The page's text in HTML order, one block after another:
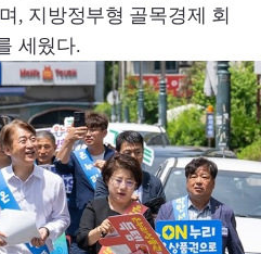
, 지방정부형 골목경제 회
세웠다.